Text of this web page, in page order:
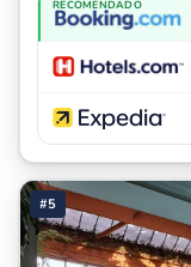
RECOMENDADO
#5